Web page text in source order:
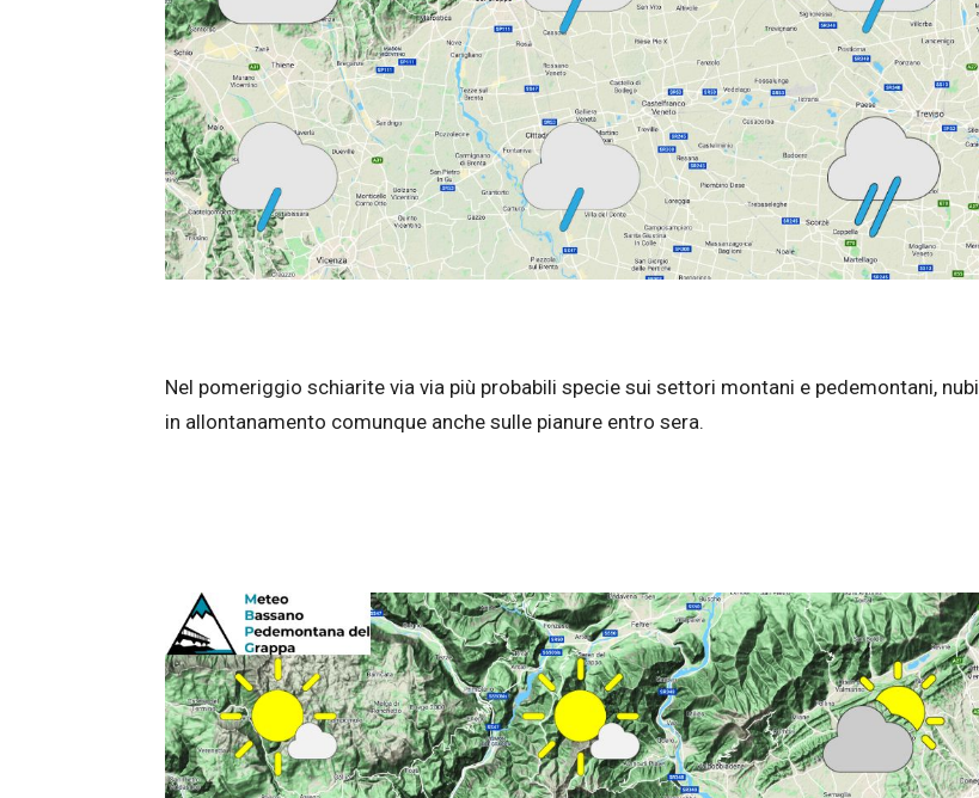
Nel pomeriggio schiarite via via più probabili specie sui settori montani e pedemontani, nubi
in allontanamento comunque anche sulle pianure entro sera.